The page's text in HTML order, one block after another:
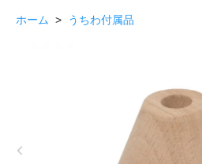
ホーム > うちわ付属品